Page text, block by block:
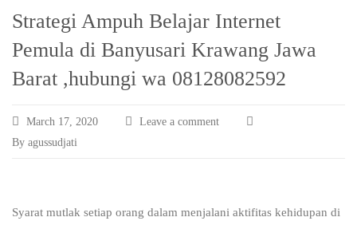
Strategi Ampuh Belajar Internet
Pemula di Banyusari Krawang Jawa
Barat ,hubungi wa 08128082592
March 17, 2020
Leave a comment
By agussudjati
Syarat mutlak setiap orang dalam menjalani aktifitas kehidupan di